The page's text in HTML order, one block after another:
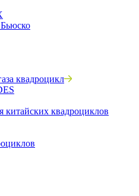
квадроцикл
квадроциклов